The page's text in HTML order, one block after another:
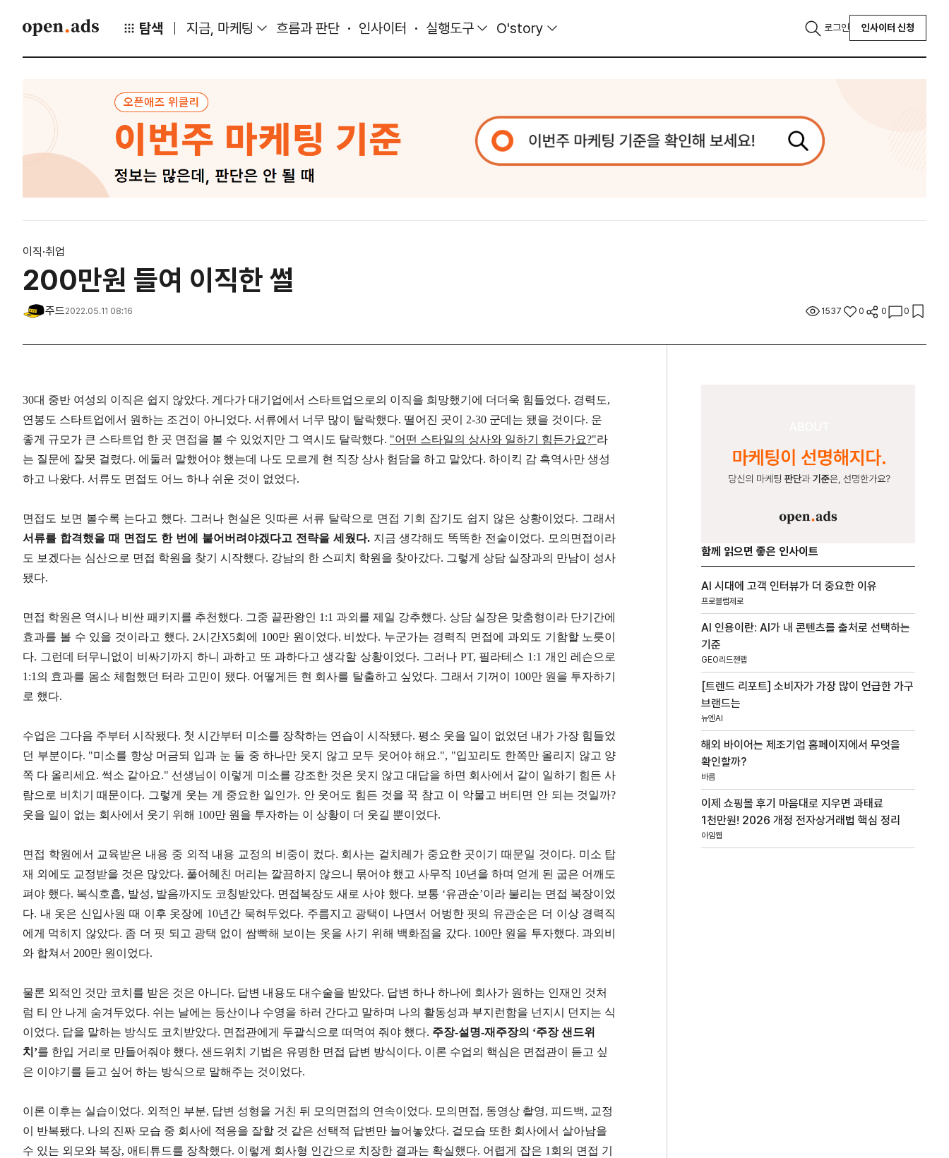
탐색 지금, 마케팅 흐름과 판단 인사이터 실행도구 O'story 로그인 인사이터 신청
이직·취업
200만원 들여 이직한 썰
주드2022.05.11 08:16 1537 0 0 0
30대 중반 여성의 이직은 쉽지 않았다. 게다가 대기업에서 스타트업으로의 이직을 희망했기에 더더욱 힘들었다. 경력도,
연봉도 스타트업에서 원하는 조건이 아니었다. 서류에서 너무 많이 탈락했다. 떨어진 곳이 2-30 군데는 됐을 것이다. 운
좋게 규모가 큰 스타트업 한 곳 면접을 볼 수 있었지만 그 역시도 탈락했다. "어떤 스타일의 상사와 일하기 힘든가요?"라
는 질문에 잘못 걸렸다. 에둘러 말했어야 했는데 나도 모르게 현 직장 상사 험담을 하고 말았다. 하이킥 감 흑역사만 생성
하고 나왔다. 서류도 면접도 어느 하나 쉬운 것이 없었다.
면접도 보면 볼수록 는다고 했다. 그러나 현실은 잇따른 서류 탈락으로 면접 기회 잡기도 쉽지 않은 상황이었다. 그래서
서류를 합격했을 때 면접도 한 번에 붙어버려야겠다고 전략을 세웠다. 지금 생각해도 똑똑한 전술이었다. 모의면접이라
도 보겠다는 심산으로 면접 학원을 찾기 시작했다. 강남의 한 스피치 학원을 찾아갔다. 그렇게 상담 실장과의 만남이 성사
됐다.
면접 학원은 역시나 비싼 패키지를 추천했다. 그중 끝판왕인 1:1 과외를 제일 강추했다.상담 실장은 맞춤형이라 단기간에
효과를 볼 수 있을 것이라고 했다. 2시간X5회에 100만 원이었다. 비쌌다. 누군가는 경력직 면접에 과외도 기함할 노릇이
다. 그런데 터무니없이 비싸기까지 하니 과하고 또 과하다고 생각할 상황이었다. 그러나PT, 필라테스 1:1 개인 레슨으로
1:1의 효과를 몸소 체험했던 터라 고민이 됐다. 어떻게든 현 회사를 탈출하고 싶었다. 그래서 기꺼이 100만 원을 투자하기
로 했다.
수업은 그다음 주부터 시작됐다. 첫 시간부터 미소를 장착하는 연습이 시작됐다.평소 웃을 일이 없었던 내가 가장 힘들었
던 부분이다. "미소를 항상 머금되 입과 눈 둘 중 하나만 웃지 않고 모두 웃어야 해요.", "입꼬리도 한쪽만 올리지 않고 양
쪽 다 올리세요.썩소 같아요." 선생님이 이렇게 미소를 강조한 것은 웃지 않고 대답을 하면 회사에서 같이 일하기 힘든 사
람으로 비치기 때문이다. 그렇게 웃는 게 중요한 일인가. 안 웃어도 힘든 것을 꾹 참고 이 악물고 버티면 안 되는 것일까?
웃을 일이 없는 회사에서 웃기 위해 100만 원을 투자하는 이 상황이 더 웃길 뿐이었다.
면접 학원에서 교육받은 내용 중 외적 내용 교정의 비중이 컸다. 회사는 겉치레가 중요한 곳이기 때문일 것이다. 미소 탑
재 외에도 교정받을 것은 많았다. 풀어헤친 머리는 깔끔하지 않으니 묶어야 했고 사무직 10년을 하며 얻게 된 굽은 어깨도
펴야 했다. 복식호흡, 발성, 발음까지도 코칭받았다. 면접복장도 새로 사야 했다. 보통 ‘유관순’이라 불리는 면접 복장이었
다. 내 옷은 신입사원 때 이후 옷장에 10년간 묵혀두었다. 주름지고 광택이 나면서 어벙한 핏의 유관순은 더 이상 경력직
에게 먹히지 않았다. 좀 더 핏 되고 광택 없이 쌈빡해 보이는 옷을 사기 위해 백화점을 갔다. 100만 원을 투자했다. 과외비
와 합쳐서 200만 원이었다.
물론 외적인 것만 코치를 받은 것은 아니다. 답변 내용도 대수술을 받았다. 답변 하나 하나에 회사가 원하는 인재인 것처
럼 티 안 나게 숨겨두었다. 쉬는 날에는 등산이나 수영을 하러 간다고 말하며 나의 활동성과 부지런함을 넌지시 던지는 식
이었다. 답을 말하는 방식도 코치받았다. 면접관에게 두괄식으로 떠먹여 줘야 했다. 주장-설명-재주장의 ‘주장 샌드위
치 ’를 한입 거리로 만들어줘야 했다. 샌드위치 기법은 유명한 면접 답변 방식이다. 이론 수업의 핵심은 면접관이 듣고 싶
은 이야기를 듣고 싶어 하는 방식으로 말해주는 것이었다.
이론 이후는 실습이었다. 외적인 부분, 답변 성형을 거친 뒤 모의면접의 연속이었다. 모의면접, 동영상 촬영, 피드백, 교정
이 반복됐다. 나의 진짜 모습 중 회사에 적응을 잘할 것 같은 선택적 답변만 늘어놓았다. 겉모습 또한 회사에서 살아남을
수 있는 외모와 복장, 애티튜드를 장착했다. 이렇게 회사형 인간으로 치장한 결과는 확실했다. 어렵게 잡은 1회의 면접 기
함께 읽으면 좋은 인사이트
AI 시대에 고객 인터뷰가 더 중요한 이유
프로블럼제로
AI 인용이란: AI가 내 콘텐츠를 출처로 선택하는
기준
GEO리드젠랩
[트렌드 리포트] 소비자가 가장 많이 언급한 가구
브랜드는
뉴엔AI
해외 바이어는 제조기업 홈페이지에서 무엇을
확인할까?
바름
이제 쇼핑몰 후기 마음대로 지우면 과태료
1천만원! 2026 개정 전자상거래법 핵심 정리
아임웹